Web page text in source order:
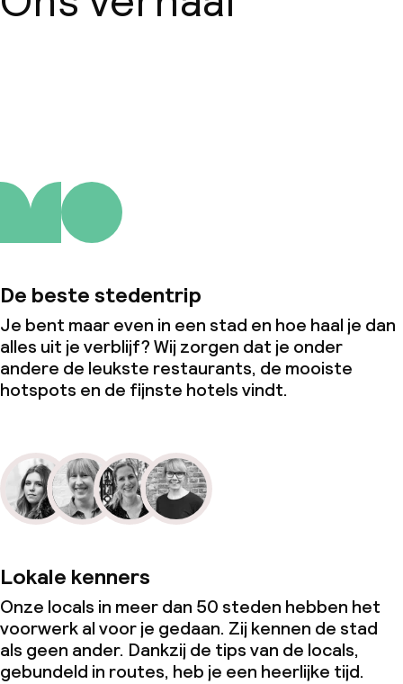
De beste stedentrip
Je bent maar even in een stad en hoe haal je dan
alles uit je verblijf? Wij zorgen dat je onder
andere de leukste restaurants, de mooiste
hotspots en de fijnste hotels vindt.
Lokale kenners
Onze locals in meer dan 50 steden hebben het
voorwerk al voor je gedaan. Zij kennen de stad
als geen ander. Dankzij de tips van de locals,
gebundeld in routes, heb je een heerlijke tijd.